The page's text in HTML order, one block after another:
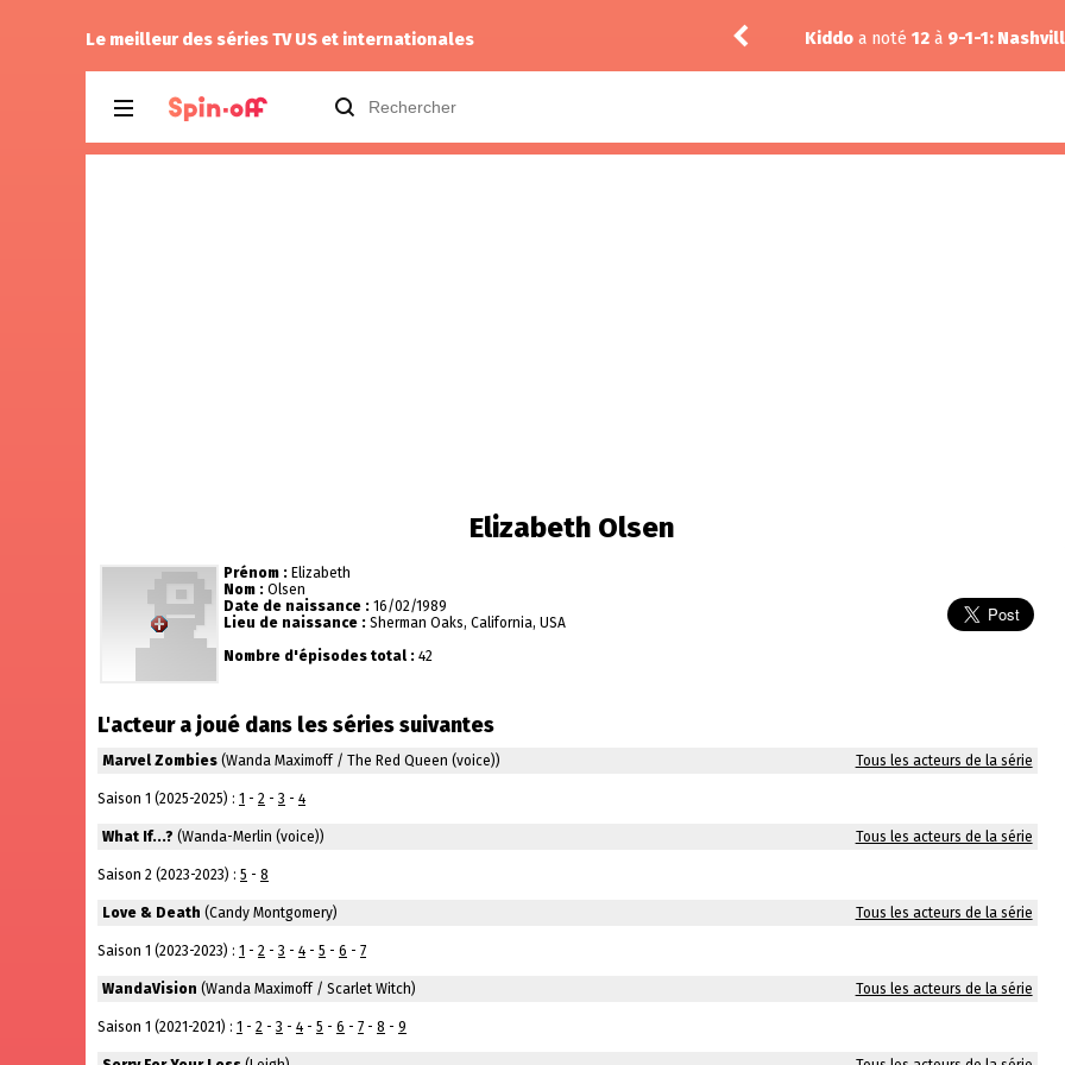
Le meilleur des séries TV US et internationales
rinkera noté10 àThe Walking Dead: Dead City 3.02 Kiddo a noté 12 à 9-1-1:
Elizabeth Olsen
Prénom : Elizabeth
Nom : Olsen
Date de naissance : 16/02/1989
Lieu de naissance : Sherman Oaks, California, USA
Nombre d'épisodes total : 42
L'acteur a joué dans les séries suivantes
Marvel Zombies (Wanda Maximoff / The Red Queen (voice)) Tous les acteurs de la série
Saison 1 (2025-2025) : 1 - 2 - 3 - 4
What If...? (Wanda-Merlin (voice)) Tous les acteurs de la série
Saison 2 (2023-2023) : 5 - 8
Love & Death (Candy Montgomery) Tous les acteurs de la série
Saison 1 (2023-2023) : 1 - 2 - 3 - 4 - 5 - 6 - 7
WandaVision (Wanda Maximoff / Scarlet Witch) Tous les acteurs de la série
Saison 1 (2021-2021) : 1 - 2 - 3 - 4 - 5 - 6 - 7 - 8 - 9